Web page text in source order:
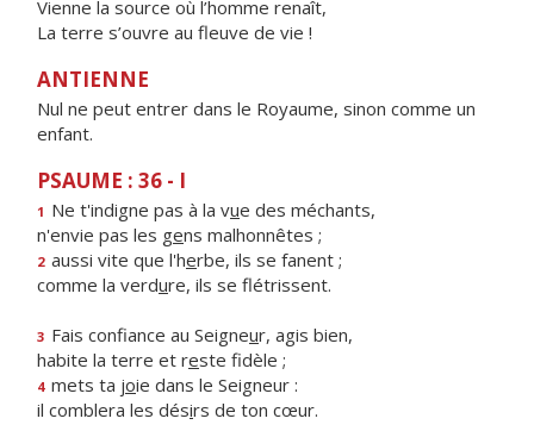
Vienne la source où l’homme renaît,
La terre s’ouvre au fleuve de vie !
ANTIENNE
Nul ne peut entrer dans le Royaume, sinon comme un
enfant.
PSAUME : 36 - I
1 Ne t'indigne pas à la vue des méchants,
n'envie pas les gens malhonnêtes ;
2 aussi vite que l'herbe, ils se fanent ;
comme la verdure, ils se flétrissent.
3 Fais confiance au Seigneur, agis bien,
habite la terre et reste fidèle ;
4 mets ta joie dans le Seigneur :
il comblera les désirs de ton cœur.